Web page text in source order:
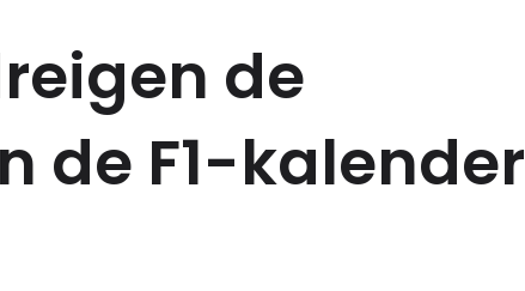
de
de F1-kalender